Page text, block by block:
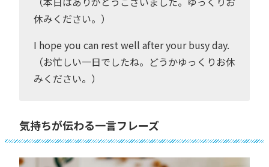
休みください。）
I hope you can rest well after your busy day.
（お忙しい一日でしたね。どうかゆっくりお休
みください。）
気持ちが伝わる一言フレーズ